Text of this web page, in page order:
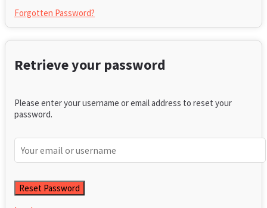
Forgotten Password?
Retrieve your password
Please enter your username or email address to reset your
password.